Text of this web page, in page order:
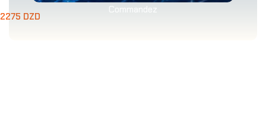
Commandez
2275 DZD